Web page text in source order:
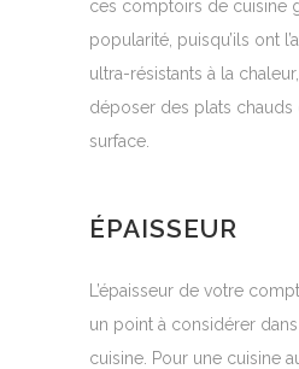
ces comptoirs de cuisine
popularité, puisqu’ils ont
ultra-résistants à la
déposer des plats chauds
surface.
ÉPAISSEUR
L’épaisseur de votre
un point à considérer
cuisine. Pour une cuisine